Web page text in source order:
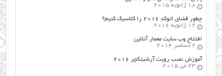
18 ژانویه 2015
چطور فضای اتوکد ۲۰۱۶ را کلاسیک کنیم؟
12 ژانویه 2016
افتتاح وب سایت معمار آنلاین
2 دسامبر 2014
آموزش نصب رویت آرشیتکچر ۲۰۱۶
23 می 2015